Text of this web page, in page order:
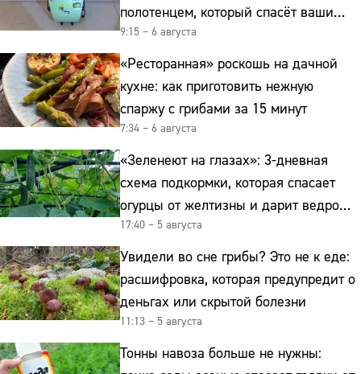
полотенцем, который спасёт ваши
овощи от гнили
9:15 – 6 августа
«Ресторанная» роскошь на дачной
кухне: как приготовить нежную
спаржу с грибами за 15 минут
7:34 – 6 августа
«Зеленеют на глазах»: 3-дневная
схема подкормки, которая спасает
огурцы от желтизны и дарит ведро
урожая
17:40 – 5 августа
Увидели во сне грибы? Это не к еде:
расшифровка, которая предупредит о
деньгах или скрытой болезни
11:13 – 5 августа
Тонны навоза больше не нужны: